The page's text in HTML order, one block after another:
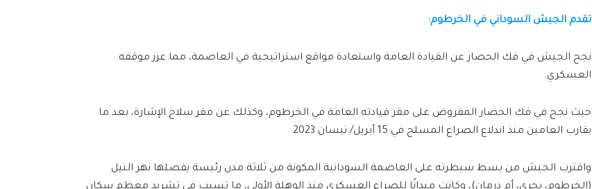
تقدم الجيش السوداني في الخرطوم:
نجح الجيش في فك الحصار عن القيادة العامة واستعادة مواقع استراتيجية في العاصمة، مما عزز موقفه
العسكري.
حيث نجح في فك الحصار المفروض على مقر قيادته العامة في الخرطوم، وكذلك عن مقر سلاح الإشارة، بعد ما
يقارب العامين منذ اندلاع الصراع المسلح في 15 أبريل/ نيسان 2023
واقترب الجيش من بسط سيطرته على العاصمة السودانية المكونة من ثلاثة مدن رئيسة يفصلها نهر النيل